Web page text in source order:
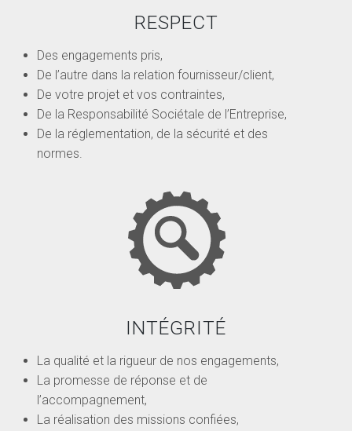
RESPECT
Des engagements pris,
De l’autre dans la relation fournisseur/client,
De votre projet et vos contraintes,
De la Responsabilité Sociétale de l’Entreprise,
De la réglementation, de la sécurité et des
normes.
INTÉGRITÉ
La qualité et la rigueur de nos engagements,
La promesse de réponse et de
l’accompagnement,
La réalisation des missions confiées,